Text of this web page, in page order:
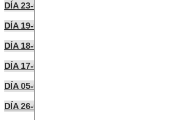
DÍA 23-03-2026
DÍA 19-03-2026
DÍA 18-03-2026
DÍA 17-03-2026
DÍA 05-03-2026
DÍA 26-02-2026